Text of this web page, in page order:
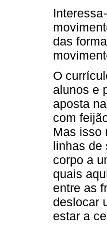
das
O
alunos e
aposta
com
Mas isso
linhas de
corpo a
quais
entre as
deslocar
estar a